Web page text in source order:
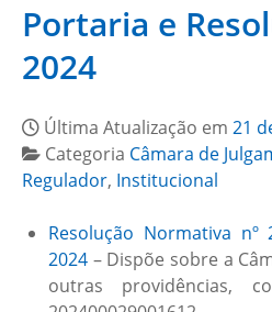
Portaria e
2024
Última Atualização em 21
Categoria Câmara de
Regulador, Institucional
Resolução Normativa
2024 – Dispõe sobre a
outras providências,